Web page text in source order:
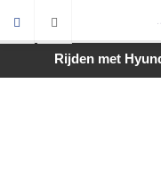
Rijden met